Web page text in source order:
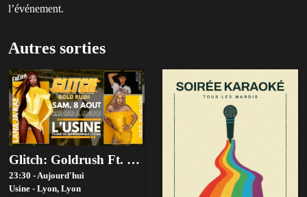
l’événement.
Autres sorties
Glitch: Goldrush Ft. Lana Ja'rae (Rupaul's Drag Race Us S17)
23:30 - Aujourd'hui
Usine - Lyon, Lyon